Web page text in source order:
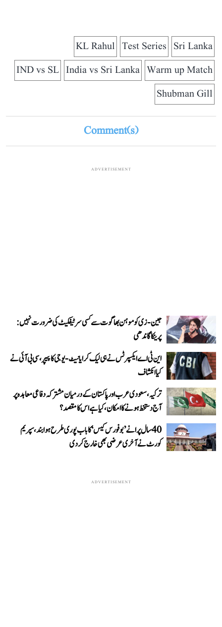
Sri Lanka
Test Series
KL Rahul
Warm up Match
India vs Sri Lanka
IND vs SL
Shubman Gill
Comment(s)
ADVERTISEMENT
جین-زی کو موہن بھاگوت سے کسی سرٹیفکیٹ کی ضرورت نہیں:
پرینکا گاندھی
این ٹی اے ایکسپرٹس نے ہی لیک کرایا نیٹ-یوجی کا پیپر، سی بی آئی نے
کیا انکشاف
ترکیہ، سعودی عرب اور پاکستان کے درمیان مشترکہ دفاعی معاہدہ پر
آج دستخط ہونے کا امکان، کیا ہے اس کا مقصد؟
40 سال پرانے ’بوفورس کیس‘ کا باب پوری طرح ہوا بند، سپریم
کورٹ نے آخری عرضی بھی خارج کر دی
ADVERTISEMENT